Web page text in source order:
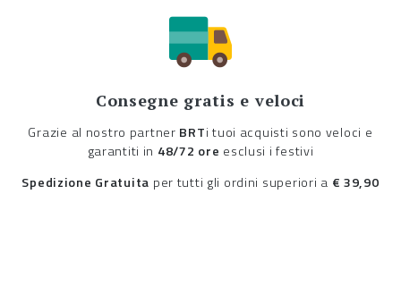
Consegne gratis e veloci
Grazie al nostro partner BRTi tuoi acquisti sono veloci e
garantiti in 48/72 ore esclusi i festivi
Spedizione Gratuita per tutti gli ordini superiori a € 39,90